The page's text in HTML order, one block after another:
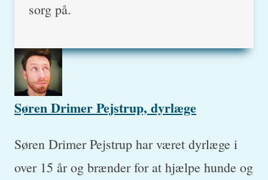
sorg på.
Søren Drimer Pejstrup, dyrlæge
Søren Drimer Pejstrup har været dyrlæge i
over 15 år og brænder for at hjælpe hunde og